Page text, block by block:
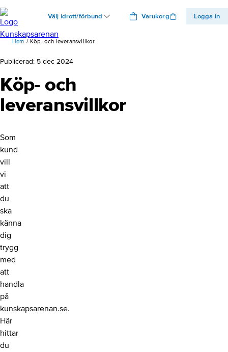
Välj idrott/förbund Varukorg Logga in
Hem Köp- och leveransvillkor
Publicerad: 5 dec 2024
Köp- och
leveransvillkor
Som
kund
vill
vi
att
du
ska
känna
dig
trygg
med
att
handla
på
kunskapsarenan.se.
Här
hittar
du